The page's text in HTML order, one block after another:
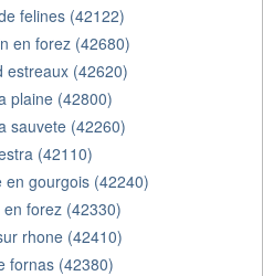
felines (42122)
en forez (42680)
estreaux (42620)
plaine (42800)
sauvete (42260)
(42110)
en gourgois (42240)
forez (42330)
rhone (42410)
fornas (42380)